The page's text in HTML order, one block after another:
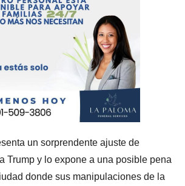
un sorprendente ajuste de
Trump y lo expone a una posible pena
donde sus manipulaciones de la